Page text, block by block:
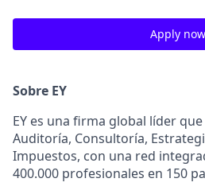
Apply now
Sobre EY
EY es una firma global líder
Auditoría, Consultoría,
Impuestos, con una red
400.000 profesionales en 150